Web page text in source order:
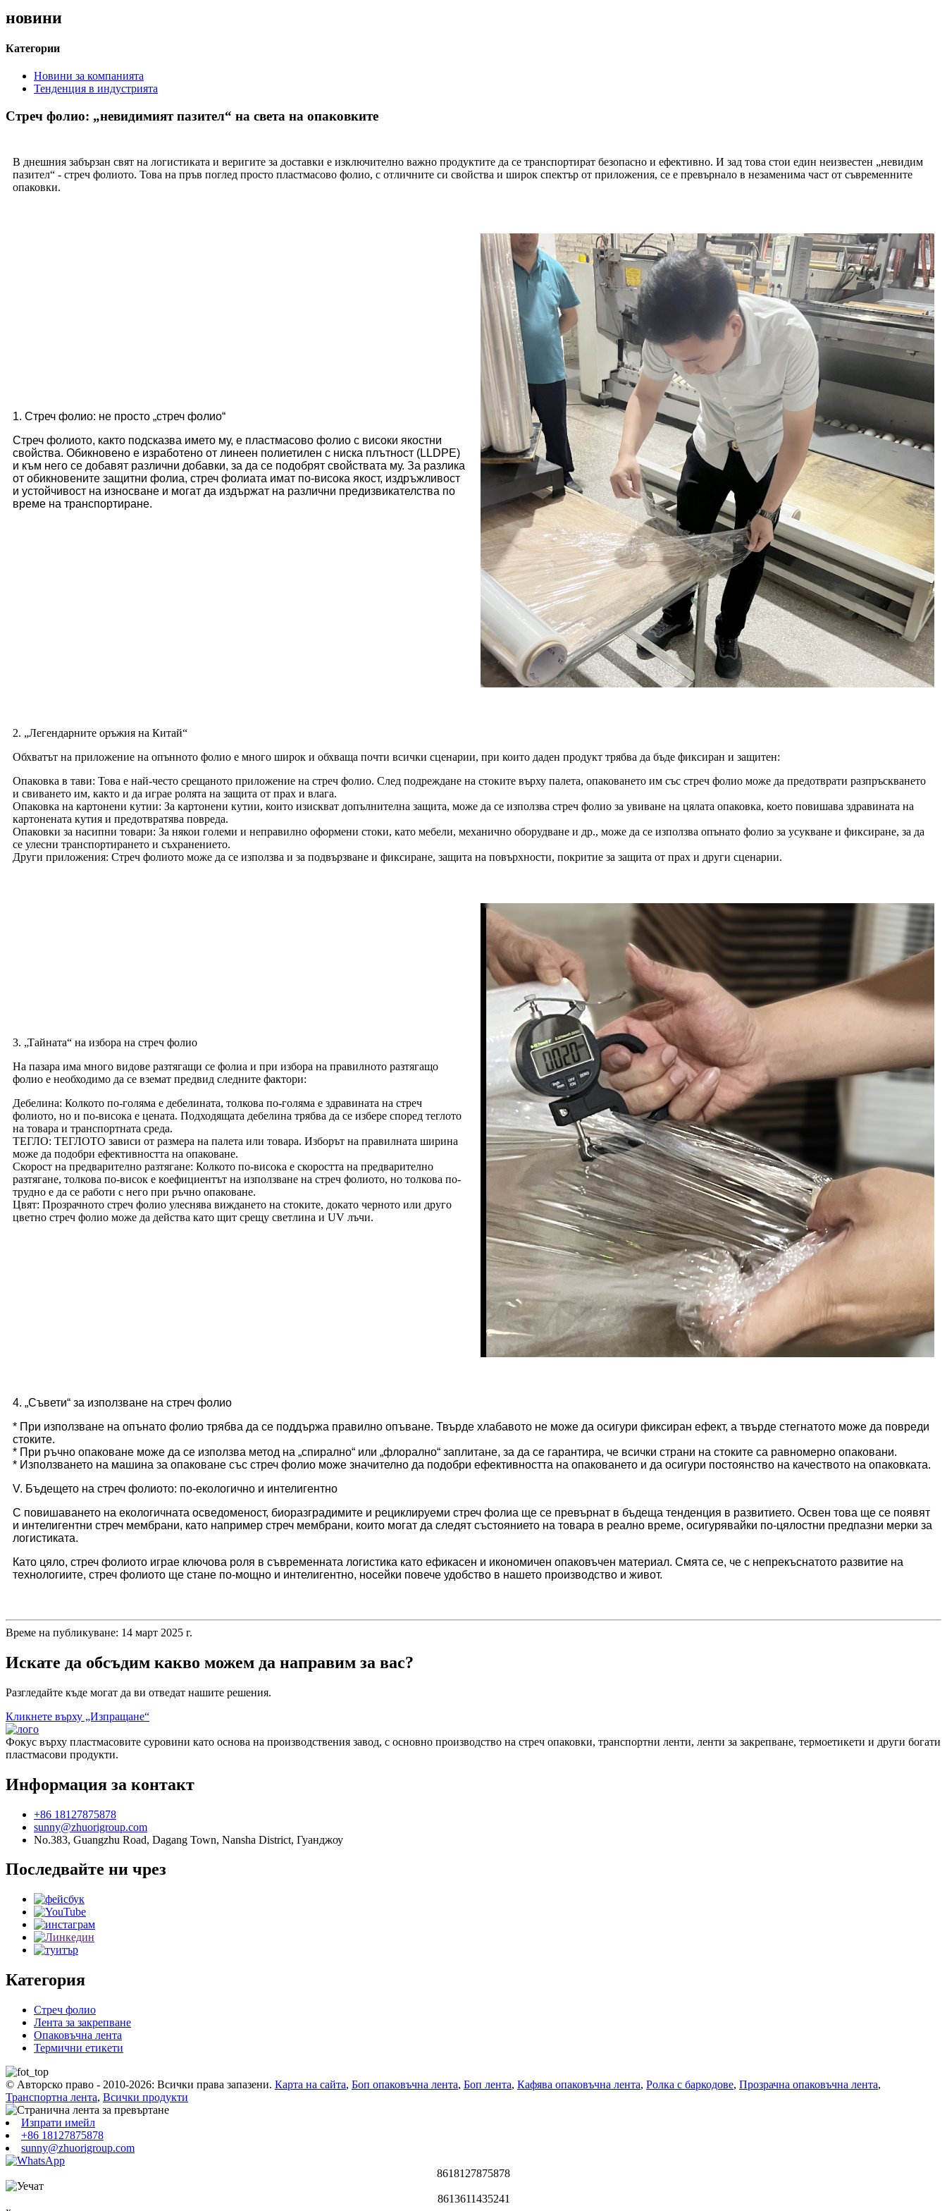
новини
Категории
Новини за компанията
Тенденция в индустрията
Стреч фолио: „невидимият пазител“ на света на опаковките
В днешния забързан свят на логистиката и веригите за доставки е изключително важно продуктите да се транспортират безопасно и ефективно. И зад това стои един неизвестен „невидим
пазител“ - стреч фолиото. Това на пръв поглед просто пластмасово фолио, с отличните си свойства и широк спектър от приложения, се е превърнало в незаменима част от съвременните
опаковки.
1. Стреч фолио: не просто „стреч фолио“
Стреч фолиото, както подсказва името му, е пластмасово фолио с високи якостни
свойства. Обикновено е изработено от линеен полиетилен с ниска плътност (LLDPE)
и към него се добавят различни добавки, за да се подобрят свойствата му. За разлика
от обикновените защитни фолиа, стреч фолиата имат по-висока якост, издръжливост
и устойчивост на износване и могат да издържат на различни предизвикателства по
време на транспортиране.
2. „Легендарните оръжия на Китай“
Обхватът на приложение на опънното фолио е много широк и обхваща почти всички сценарии, при които даден продукт трябва да бъде фиксиран и защитен:
Опаковка в тави: Това е най-често срещаното приложение на стреч фолио. След подреждане на стоките върху палета, опаковането им със стреч фолио може да предотврати разпръскването
и свиването им, както и да играе ролята на защита от прах и влага.
Опаковка на картонени кутии: За картонени кутии, които изискват допълнителна защита, може да се използва стреч фолио за увиване на цялата опаковка, което повишава здравината на
картонената кутия и предотвратява повреда.
Опаковки за насипни товари: За някои големи и неправилно оформени стоки, като мебели, механично оборудване и др., може да се използва опънато фолио за усукване и фиксиране, за да
се улесни транспортирането и съхранението.
Други приложения: Стреч фолиото може да се използва и за подвързване и фиксиране, защита на повърхности, покритие за защита от прах и други сценарии.
3. „Тайната“ на избора на стреч фолио
На пазара има много видове разтягащи се фолиа и при избора на правилното разтягащо
фолио е необходимо да се вземат предвид следните фактори:
Дебелина: Колкото по-голяма е дебелината, толкова по-голяма е здравината на стреч
фолиото, но и по-висока е цената. Подходящата дебелина трябва да се избере според теглото
на товара и транспортната среда.
ТЕГЛО: ТЕГЛОТО зависи от размера на палета или товара. Изборът на правилната ширина
може да подобри ефективността на опаковане.
Скорост на предварително разтягане: Колкото по-висока е скоростта на предварително
разтягане, толкова по-висок е коефициентът на използване на стреч фолиото, но толкова по-
трудно е да се работи с него при ръчно опаковане.
Цвят: Прозрачното стреч фолио улеснява виждането на стоките, докато черното или друго
цветно стреч фолио може да действа като щит срещу светлина и UV лъчи.
4. „Съвети“ за използване на стреч фолио
* При използване на опънато фолио трябва да се поддържа правилно опъване. Твърде хлабавото не може да осигури фиксиран ефект, а твърде стегнатото може да повреди
стоките.
* При ръчно опаковане може да се използва метод на „спирално“ или „флорално“ заплитане, за да се гарантира, че всички страни на стоките са равномерно опаковани.
* Използването на машина за опаковане със стреч фолио може значително да подобри ефективността на опаковането и да осигури постоянство на качеството на опаковката.
V. Бъдещето на стреч фолиото: по-екологично и интелигентно
С повишаването на екологичната осведоменост, биоразградимите и рециклируеми стреч фолиа ще се превърнат в бъдеща тенденция в развитието. Освен това ще се появят
и интелигентни стреч мембрани, като например стреч мембрани, които могат да следят състоянието на товара в реално време, осигурявайки по-цялостни предпазни мерки за
логистиката.
Като цяло, стреч фолиото играе ключова роля в съвременната логистика като ефикасен и икономичен опаковъчен материал. Смята се, че с непрекъснатото развитие на
технологиите, стреч фолиото ще стане по-мощно и интелигентно, носейки повече удобство в нашето производство и живот.
Време на публикуване: 14 март 2025 г.
Искате да обсъдим какво можем да направим за вас?
Разгледайте къде могат да ви отведат нашите решения.
Кликнете върху „Изпращане“
Фокус върху пластмасовите суровини като основа на производствения завод, с основно производство на стреч опаковки, транспортни ленти, ленти за закрепване, термоетикети и други богати
пластмасови продукти.
Информация за контакт
+86 18127875878
sunny@zhuorigroup.com
No.383, Guangzhu Road, Dagang Town, Nansha District, Гуанджоу
Последвайте ни чрез
Категория
Стреч фолио
Лента за закрепване
Опаковъчна лента
Термични етикети
© Авторско право - 2010-2026: Всички права запазени. Карта на сайта, Боп опаковъчна лента, Боп лента, Кафява опаковъчна лента, Ролка с баркодове, Прозрачна опаковъчна лента,
Транспортна лента, Всички продукти
Изпрати имейл
+86 18127875878
sunny@zhuorigroup.com
8618127875878
8613611435241